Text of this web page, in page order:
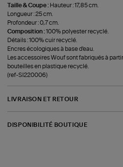
Taille & Coupe : Hauteur : 17,85 cm.
Longueur : 25 cm.
Profondeur : 0,7 cm.
Composition :100% polyester recyclé.
Détails : 100% cuir recyclé.
Encres écologiques à base d'eau.
Les accessoires Wouf sont fabriqués à
bouteilles en plastique recyclé.
(ref-SI220006)
LIVRAISON ET RETOUR
DISPONIBILITÉ BOUTIQUE